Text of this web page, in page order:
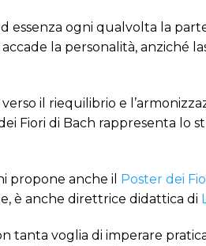
essenza ogni qualvolta la
la personalità, anziché
il riequilibrio e
Fiori di Bach rappresenta lo
propone anche il Poster dei
è anche direttrice didattica di
tanta voglia di imperare